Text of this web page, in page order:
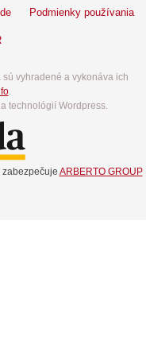
Podmienky používania
vyhradené a vykonáva ich
.
technológií Wordpress.
zabezpečuje ARBERTO GROUP